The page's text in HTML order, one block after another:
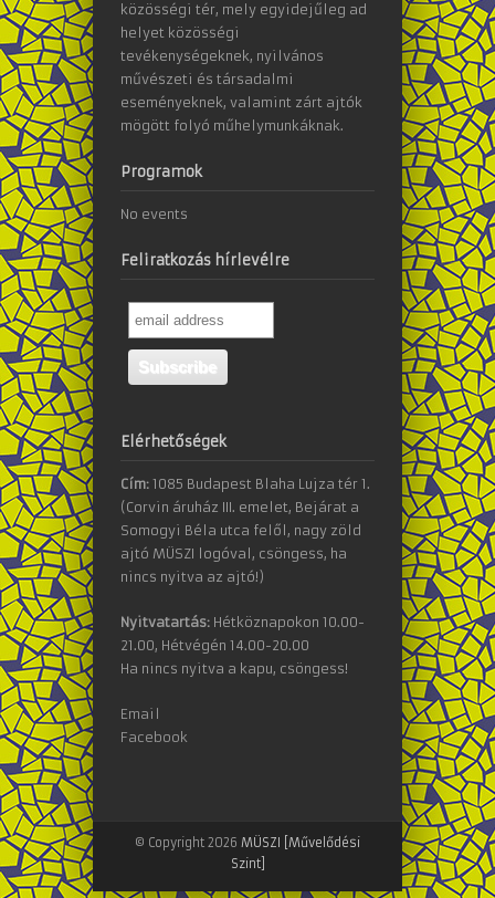
közösségi tér, mely egyidejűleg ad
helyet közösségi
tevékenységeknek, nyilvános
művészeti és társadalmi
eseményeknek, valamint zárt ajtók
mögött folyó műhelymunkáknak.
Programok
No events
Feliratkozás hírlevélre
Elérhetőségek
Cím: 1085 Budapest Blaha Lujza tér 1.
(Corvin áruház III. emelet, Bejárat a
Somogyi Béla utca felől, nagy zöld
ajtó MÜSZI logóval, csöngess, ha
nincs nyitva az ajtó!)
Nyitvatartás: Hétköznapokon 10.00-
21.00, Hétvégén 14.00-20.00
Ha nincs nyitva a kapu, csöngess!
Email
Facebook
© Copyright 2026 MÜSZI [Művelődési
Szint]